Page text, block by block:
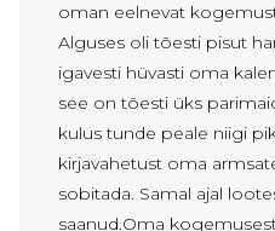
oman eelnevat
Alguses oli tõesti pisut
igavesti hüvasti oma
see on tõesti üks
kulus tunde peale niigi
kirjavahetust oma
sobitada. Samal ajal
saanud.Oma